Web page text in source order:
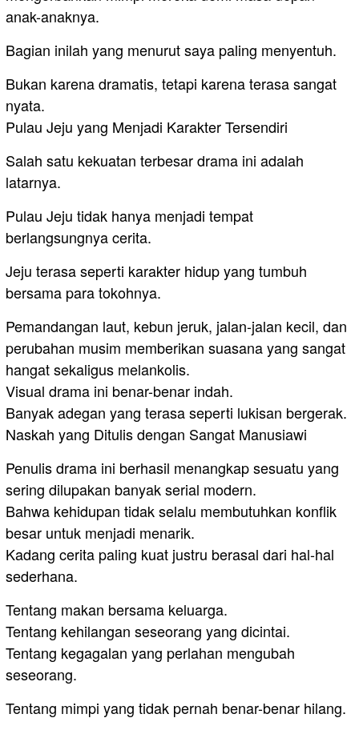
anak-anaknya.
Bagian inilah yang menurut saya paling menyentuh.
Bukan karena dramatis, tetapi karena terasa sangat
nyata.
Pulau Jeju yang Menjadi Karakter Tersendiri
Salah satu kekuatan terbesar drama ini adalah
latarnya.
Pulau Jeju tidak hanya menjadi tempat
berlangsungnya cerita.
Jeju terasa seperti karakter hidup yang tumbuh
bersama para tokohnya.
Pemandangan laut, kebun jeruk, jalan-jalan kecil, dan
perubahan musim memberikan suasana yang sangat
hangat sekaligus melankolis.
Visual drama ini benar-benar indah.
Banyak adegan yang terasa seperti lukisan bergerak.
Naskah yang Ditulis dengan Sangat Manusiawi
Penulis drama ini berhasil menangkap sesuatu yang
sering dilupakan banyak serial modern.
Bahwa kehidupan tidak selalu membutuhkan konflik
besar untuk menjadi menarik.
Kadang cerita paling kuat justru berasal dari hal-hal
sederhana.
Tentang makan bersama keluarga.
Tentang kehilangan seseorang yang dicintai.
Tentang kegagalan yang perlahan mengubah
seseorang.
Tentang mimpi yang tidak pernah benar-benar hilang.